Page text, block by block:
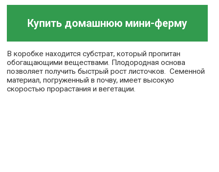
Купить домашнюю мини-ферму
В коробке находится субстрат, который пропитан
обогащающими веществами. Плодородная основа
позволяет получить быстрый рост листочков. Семенной
материал, погруженный в почву, имеет высокую
скоростью прорастания и вегетации.